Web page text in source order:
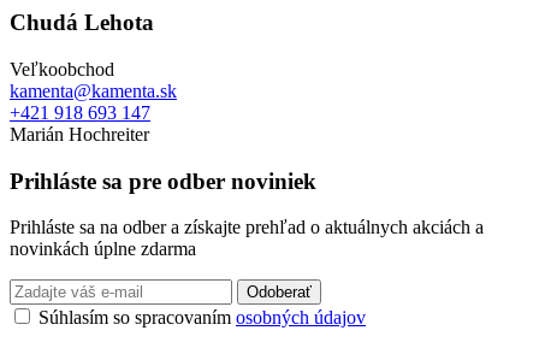
Chudá Lehota
Veľkoobchod
kamenta@kamenta.sk
+421 918 693 147
Marián Hochreiter
Prihláste sa pre odber noviniek
Prihláste sa na odber a získajte prehľad o aktuálnych akciách a
novinkách úplne zdarma
Odoberať
Súhlasím so spracovaním osobných údajov